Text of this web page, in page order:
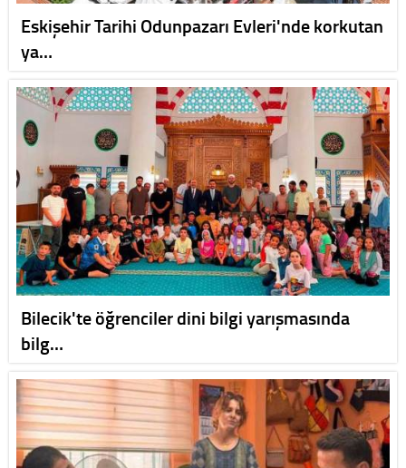
Eskişehir Tarihi Odunpazarı Evleri'nde korkutan
ya…
Bilecik'te öğrenciler dini bilgi yarışmasında
bilg…